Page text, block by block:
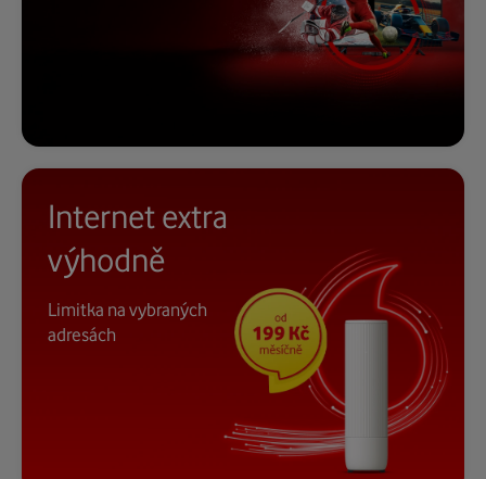
Internet extra
výhodně
Limitka na vybraných
adresách